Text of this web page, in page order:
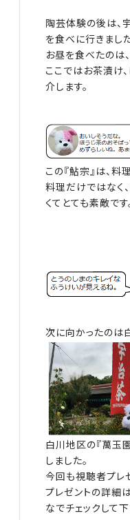
陶芸体験の後は、
を食べに行きました
お昼を食べたのは
ここではお茶漬け
介します。
この『鮎宗』は、料
料理だけではなく
くてとても素敵です
次に向かったのは
白川地区の『萬玉
しました。
今回も視聴者プレ
プレゼントの詳細
なでチェックして下